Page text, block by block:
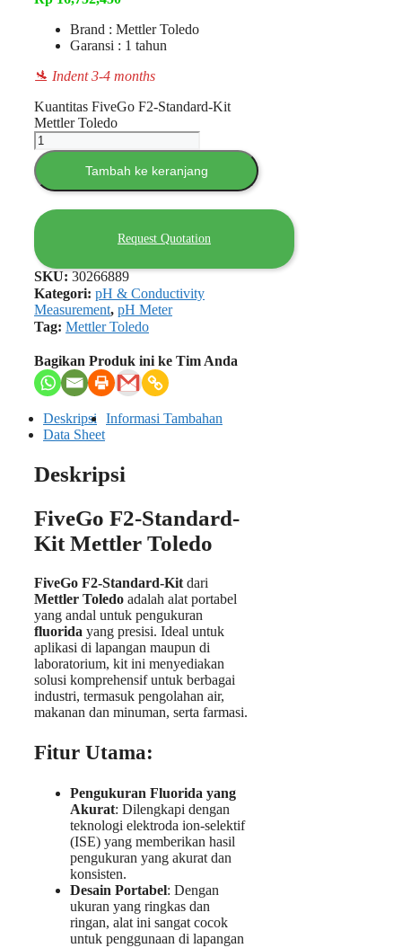
Brand : Mettler Toledo
Garansi : 1 tahun
🛬 Indent 3-4 months
Kuantitas FiveGo F2-Standard-Kit
Mettler Toledo
Tambah ke keranjang
Request Quotation
SKU: 30266889
Kategori: pH & Conductivity
Measurement, pH Meter
Tag: Mettler Toledo
Bagikan Produk ini ke Tim Anda
Deskripsi Informasi Tambahan
Data Sheet
Deskripsi
FiveGo F2-Standard-
Kit Mettler Toledo
FiveGo F2-Standard-Kit dari
Mettler Toledo adalah alat portabel
yang andal untuk pengukuran
fluorida yang presisi. Ideal untuk
aplikasi di lapangan maupun di
laboratorium, kit ini menyediakan
solusi komprehensif untuk berbagai
industri, termasuk pengolahan air,
makanan dan minuman, serta farmasi.
Fitur Utama:
Pengukuran Fluorida yang
Akurat: Dilengkapi dengan
teknologi elektroda ion-selektif
(ISE) yang memberikan hasil
pengukuran yang akurat dan
konsisten.
Desain Portabel: Dengan
ukuran yang ringkas dan
ringan, alat ini sangat cocok
untuk penggunaan di lapangan